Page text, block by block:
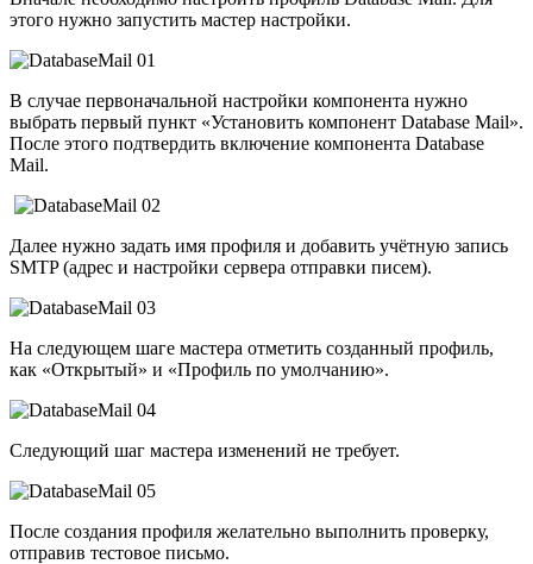
этого нужно запустить мастер настройки.
В случае первоначальной настройки компонента нужно
выбрать первый пункт «Установить компонент Database Mail».
После этого подтвердить включение компонента Database
Mail.
Далее нужно задать имя профиля и добавить учётную запись
SMTP (адрес и настройки сервера отправки писем).
На следующем шаге мастера отметить созданный профиль,
как «Открытый» и «Профиль по умолчанию».
Следующий шаг мастера изменений не требует.
После создания профиля желательно выполнить проверку,
отправив тестовое письмо.